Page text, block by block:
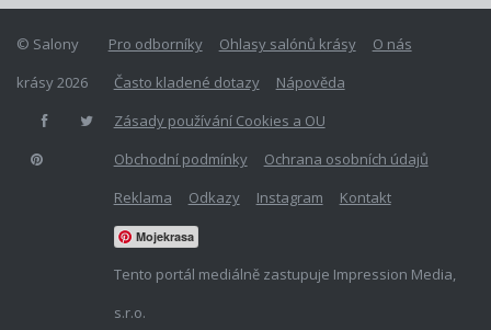
Pro odborníky Ohlasy salónů krásy
O nás
Často kladené dotazy
Nápověda
Zásady používání Cookies a OU
Obchodní podmínky
Ochrana osobních údajů
Reklama
Odkazy Instagram Kontakt
Mojekrasa
Tento portál mediálně zastupuje Impression Media,
s.r.o.
© Salony
krásy 2026